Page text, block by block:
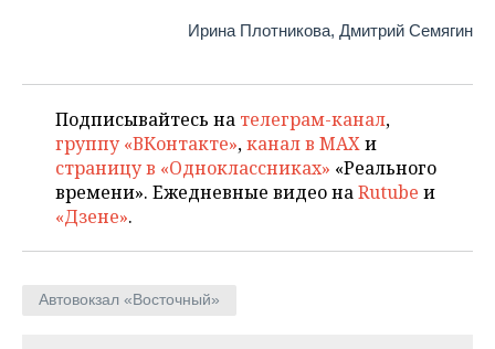
Ирина Плотникова, Дмитрий Семягин
Подписывайтесь на телеграм-канал,
группу «ВКонтакте»,канал в MAXи
страницу в «Одноклассниках» «Реального
времени». Ежедневные видео наRutube и
«Дзене».
Автовокзал «Восточный»